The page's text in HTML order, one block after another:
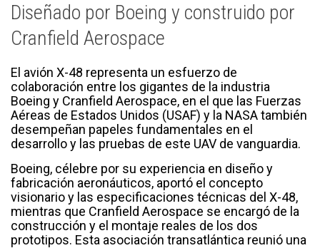
Diseñado por Boeing y construido por
Cranfield Aerospace
El avión X-48 representa un esfuerzo de
colaboración entre los gigantes de la industria
Boeing y Cranfield Aerospace, en el que las Fuerzas
Aéreas de Estados Unidos (USAF) y la NASA también
desempeñan papeles fundamentales en el
desarrollo y las pruebas de este UAV de vanguardia.
Boeing, célebre por su experiencia en diseño y
fabricación aeronáuticos, aportó el concepto
visionario y las especificaciones técnicas del X-48,
mientras que Cranfield Aerospace se encargó de la
construcción y el montaje reales de los dos
prototipos. Esta asociación transatlántica reunió una